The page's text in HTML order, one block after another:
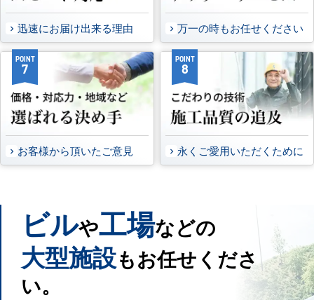
迅速にお届け出来る理由 万一の時もお任せください
POINT
7
お客様から頂いたご意見
POINT
8
永くご愛用いただくために
ビルや工場などの
大型施設もお任せくださ
い。